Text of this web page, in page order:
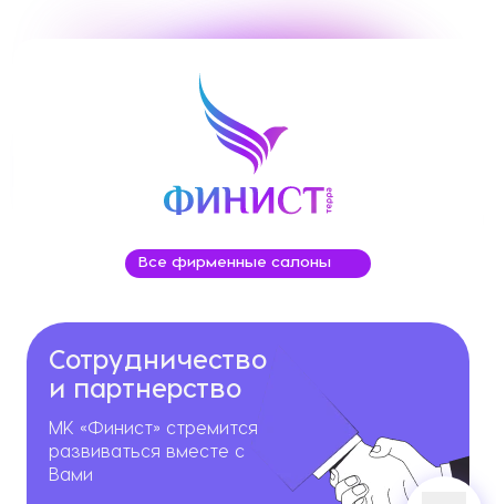
Все фирменные салоны
Сотрудничество
и партнерство
МК «Финист» стремится
развиваться вместе с
Вами